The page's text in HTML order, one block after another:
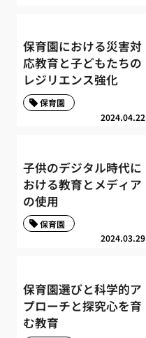
保育園における災害対
応教育と子どもたちの
レジリエンス強化
2024.04.22
保育園
子供のデジタル時代に
おける教育とメディア
の使用
2024.03.29
保育園
保育園選びと科学的ア
プローチと探究心を育
む教育